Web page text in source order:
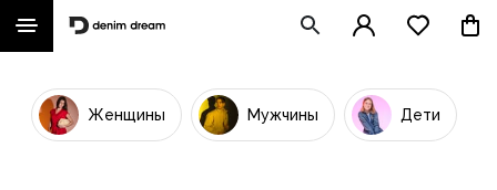
Женщины Мужчины Дети